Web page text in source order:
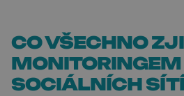
CO VŠECHNO
MONITORINGEM
SOCIÁLNÍCH SÍTÍ